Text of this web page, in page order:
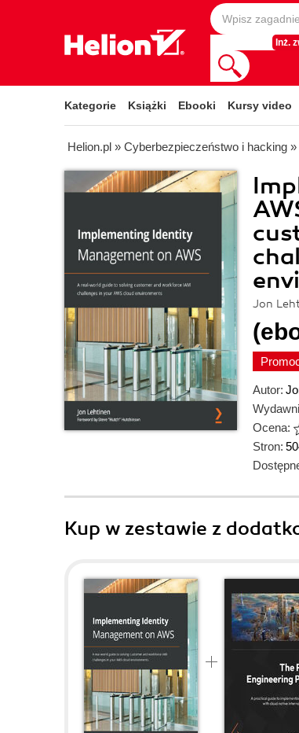
Inż.
Kategorie Książki Ebooki Kursy video
Helion.pl » Cyberbezpieczeństwo i hacking »
Jon
Autor:
Ocena:
Stron:
Kup w zestawie z